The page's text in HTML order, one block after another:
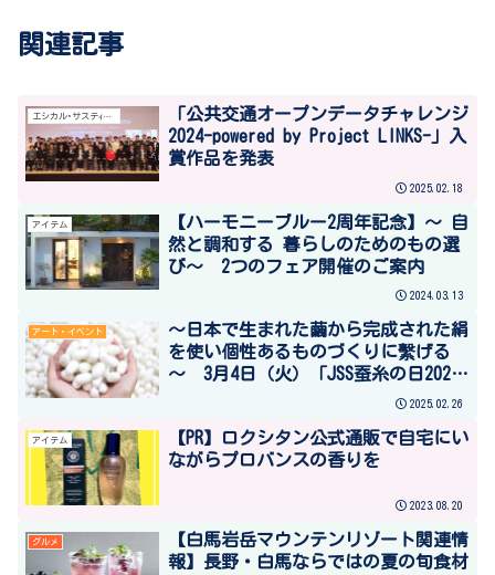
関連記事
エシカル･サステｨナブル
「公共交通オープンデータチャレンジ
2024-powered by Project LINKS-」入
賞作品を発表
2025.02.18
アイテム
【ハーモニーブルー2周年記念】～ 自
然と調和する 暮らしのためのもの選
び～ 2つのフェア開催のご案内
2024.03.13
アート・イベント
～日本で生まれた繭から完成された絹
を使い個性あるものづくりに繫げる
～ 3月4日（火）「JSS蚕糸の日2025
～国産蚕糸・絹の価値とは～」開催
2025.02.26
アイテム
【PR】ロクシタン公式通販で自宅にい
ながらプロバンスの香りを
2023.08.20
グルメ
【白馬岩岳マウンテンリゾート関連情
報】長野・白馬ならではの夏の旬食材